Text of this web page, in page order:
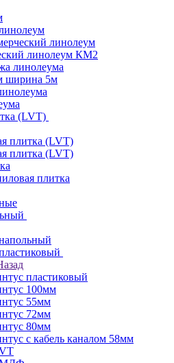
линолеум
линолеум КМ2
линолеума
ширина 5м
(LVT)
плитка (LVT)
плитка (LVT)
плитка
пластиковый
100мм
55мм
72мм
80мм
с кабель каналом 58мм